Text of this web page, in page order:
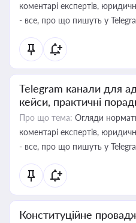
коментарі експертів,
- все, про що пишуть у
Telegram канали для
кейси, практичні
Про що тема: Огляди
коментарі експертів,
- все, про що пишуть у
Конституційне